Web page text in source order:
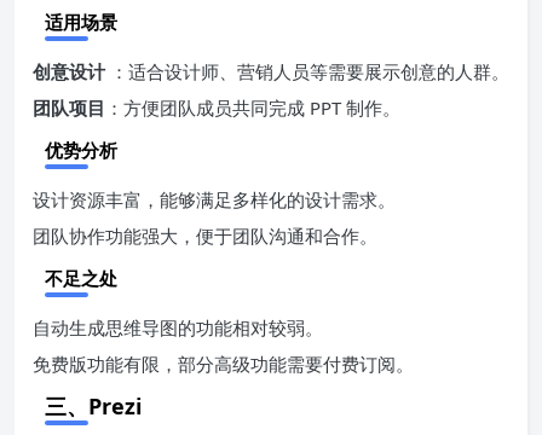
适用场景
创意设计 ：适合设计师、营销人员等需要展示创意的人群。
团队项目 ：方便团队成员共同完成 PPT 制作。
优势分析
设计资源丰富，能够满足多样化的设计需求。
团队协作功能强大，便于团队沟通和合作。
不足之处
自动生成思维导图的功能相对较弱。
免费版功能有限，部分高级功能需要付费订阅。
三、Prezi